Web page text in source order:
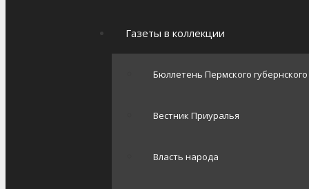
Газеты в коллекции
Бюллетень Пермского
Вестник Приуралья
Власть народа